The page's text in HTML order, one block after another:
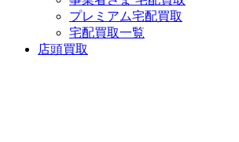
プレミアム宅配買取
宅配買取一覧
店頭買取